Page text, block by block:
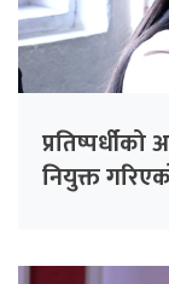
नियुक्त